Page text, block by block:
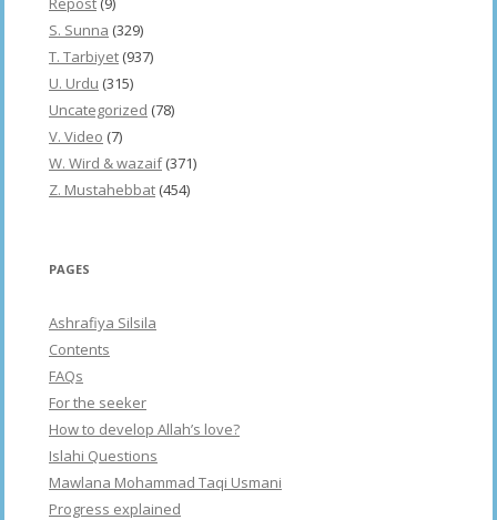
S. Sunna (329)
T. Tarbiyet (937)
U. Urdu (315)
Uncategorized (78)
V. Video (7)
W. Wird & wazaif(371)
Z. Mustahebbat (454)
PAGES
Ashrafiya Silsila
Contents
FAQs
For the seeker
How to develop Allah’s love?
Islahi Questions
Mawlana Mohammad Taqi Usmani
Progress explained